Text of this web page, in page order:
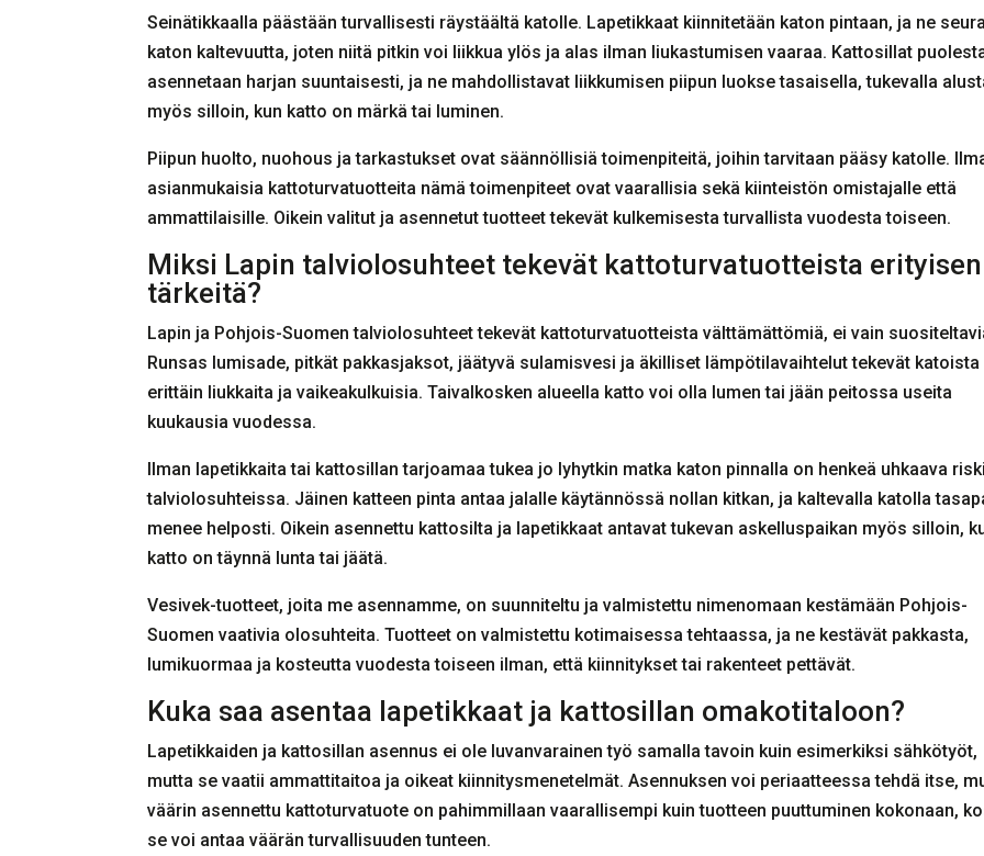
Seinätikkaalla päästään turvallisesti räystäältä katolle. Lapetikkaat kiinnitetään katon pintaan, ja ne
katon kaltevuutta, joten niitä pitkin voi liikkua ylös ja alas ilman liukastumisen vaaraa. Kattosillat
asennetaan harjan suuntaisesti, ja ne mahdollistavat liikkumisen piipun luokse tasaisella, tukevalla
myös silloin, kun katto on märkä tai luminen.
Piipun huolto, nuohous ja tarkastukset ovat säännöllisiä toimenpiteitä, joihin tarvitaan pääsy katolle.
asianmukaisia kattoturvatuotteita nämä toimenpiteet ovat vaarallisia sekä kiinteistön omistajalle että
ammattilaisille. Oikein valitut ja asennetut tuotteet tekevät kulkemisesta turvallista vuodesta toiseen.
Miksi Lapin talviolosuhteet tekevät kattoturvatuotteista erityisen
tärkeitä?
Lapin ja Pohjois-Suomen talviolosuhteet tekevät kattoturvatuotteista välttämättömiä, ei vain
Runsas lumisade, pitkät pakkasjaksot, jäätyvä sulamisvesi ja äkilliset lämpötilavaihtelut tekevät katoista
erittäin liukkaita ja vaikeakulkuisia. Taivalkosken alueella katto voi olla lumen tai jään peitossa useita
kuukausia vuodessa.
Ilman lapetikkaita tai kattosillan tarjoamaa tukea jo lyhytkin matka katon pinnalla on henkeä uhkaava riski
talviolosuhteissa. Jäinen katteen pinta antaa jalalle käytännössä nollan kitkan, ja kaltevalla katolla
menee helposti. Oikein asennettu kattosilta ja lapetikkaat antavat tukevan askelluspaikan myös silloin,
katto on täynnä lunta tai jäätä.
Vesivek-tuotteet, joita me asennamme, on suunniteltu ja valmistettu nimenomaan kestämään Pohjois-
Suomen vaativia olosuhteita. Tuotteet on valmistettu kotimaisessa tehtaassa, ja ne kestävät pakkasta,
lumikuormaa ja kosteutta vuodesta toiseen ilman, että kiinnitykset tai rakenteet pettävät.
Kuka saa asentaa lapetikkaat ja kattosillan omakotitaloon?
Lapetikkaiden ja kattosillan asennus ei ole luvanvarainen työ samalla tavoin kuin esimerkiksi sähkötyöt,
mutta se vaatii ammattitaitoa ja oikeat kiinnitysmenetelmät. Asennuksen voi periaatteessa tehdä itse,
väärin asennettu kattoturvatuote on pahimmillaan vaarallisempi kuin tuotteen puuttuminen kokonaan,
se voi antaa väärän turvallisuuden tunteen.